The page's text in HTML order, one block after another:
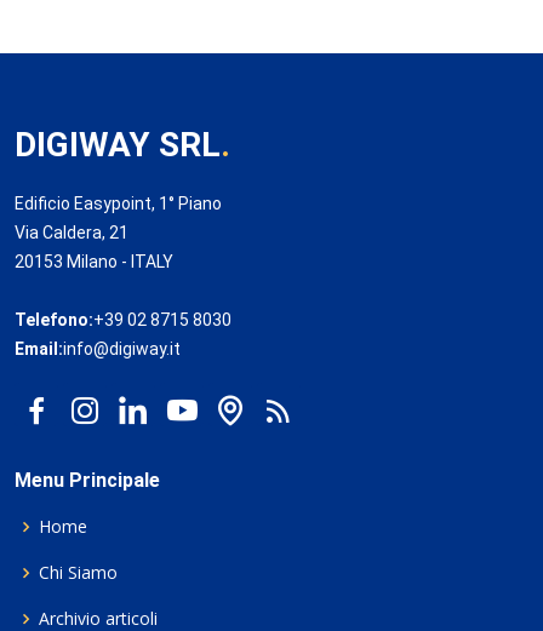
DIGIWAY SRL.
Edificio Easypoint, 1° Piano
Via Caldera, 21
20153 Milano - ITALY
Telefono:+39 02 8715 8030
Email:info@digiway.it
Menu Principale
Home
Chi Siamo
Archivio articoli